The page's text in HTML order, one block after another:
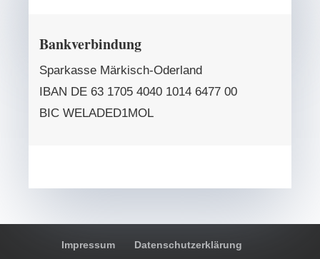
Bankverbindung
Sparkasse Märkisch-Oderland
IBAN DE 63 1705 4040 1014 6477 00
BIC WELADED1MOL
Impressum Datenschutzerklärung